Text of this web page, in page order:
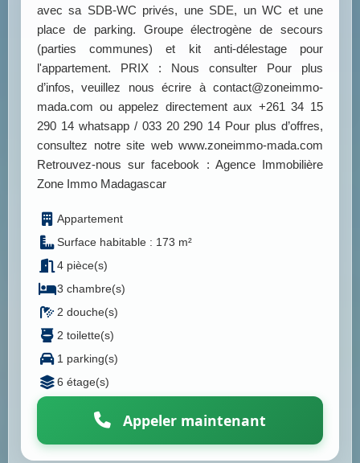
avec sa SDB-WC privés, une SDE, un WC et une
place de parking. Groupe électrogène de secours
(parties communes) et kit anti-délestage pour
l'appartement. PRIX : Nous consulter Pour plus
d’infos, veuillez nous écrire à contact@zoneimmo-
mada.com ou appelez directement aux +261 34 15
290 14 whatsapp / 033 20 290 14 Pour plus d’offres,
consultez notre site web www.zoneimmo-mada.com
Retrouvez-nous sur facebook : Agence Immobilière
Zone Immo Madagascar
Appartement
Surface habitable : 173 m²
4 pièce(s)
3 chambre(s)
2 douche(s)
2 toilette(s)
1 parking(s)
6 étage(s)
Appeler maintenant